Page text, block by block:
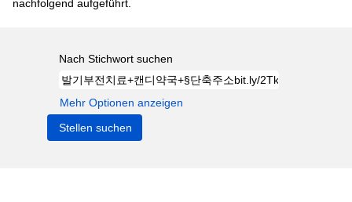
nachfolgend aufgeführt.
Nach Stichwort suchen
Mehr Optionen anzeigen